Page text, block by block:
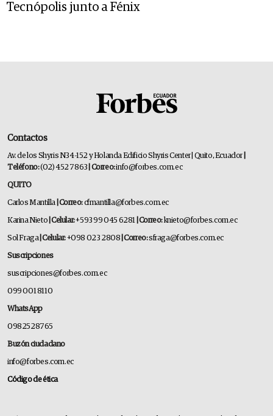
Tecnópolis junto a Fénix
Contactos
Av. de los Shyris N34-152 y Holanda Edificio Shyris Center | Quito, Ecuador
Teléfono:(02) 452 7863 | Correo:info@forbes.com.ec
QUITO
Carlos Mantilla | Correo:cfmantilla@forbes.com.ec
Karina Nieto | Celular:+593 99 045 6281 | Correo:knieto@forbes.com.ec
Sol Fraga| Celular:+098 023 2808 | Correo:sfraga@forbes.com.ec
Suscripciones
suscripciones@forbes.com.ec
099 001 8110
WhatsApp
0982528765
Buzón ciudadano
info@forbes.com.ec
Código de ética